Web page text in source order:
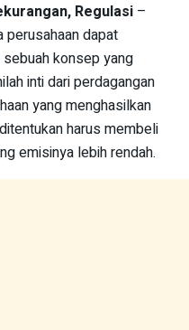
Regulasi –
perusahaan dapat
sebuah konsep yang
inti dari perdagangan
yang menghasilkan
harus membeli
emisinya lebih rendah.